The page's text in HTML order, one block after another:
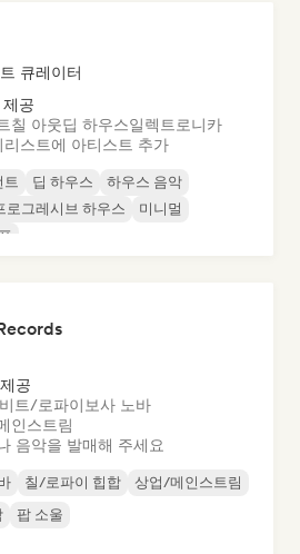
큐레이터
공
칠 아웃딥 하우스일렉트로니카
스트에 아티스트 추가
트 딥 하우스
하우스 음악
로그레시브 하우스
미니멀
공
비트/로파이 보사 노바
인스트림
음악을 발매해 주세요
칠/로파이 힙합
상업/메인스트림
팝 소울